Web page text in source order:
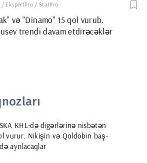
/ EkspertPro / StatPro
və "Dinamo" 15 qol vurub.
trendi davam etdirəcəklər
KHL-də digərlərinə nisbətən
vurur. Nikişin və Qoldobin baş-
ayrılacaqlar